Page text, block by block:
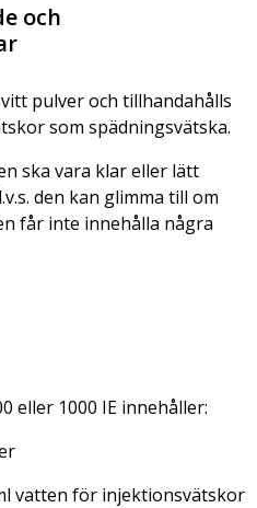
och
pulver och tillhandahålls
som spädningsvätska.
ska vara klar eller lätt
den kan glimma till om
får inte innehålla några
eller 1000 IE innehåller:
vatten för injektionsvätskor